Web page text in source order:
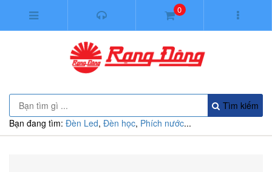
0
Tìm kiếm
Bạn đang tìm: Đèn Led, Đèn học, Phích nước...